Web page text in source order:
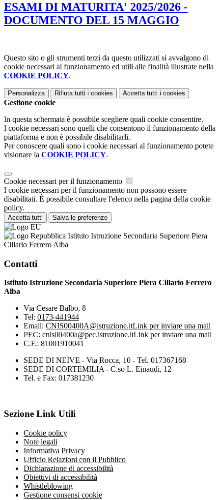
ESAMI DI MATURITA' 2025/2026 -
DOCUMENTO DEL 15 MAGGIO
Questo sito o gli strumenti terzi da questo utilizzati si avvalgono di
cookie necessari al funzionamento ed utili alle finalità illustrate nella
COOKIE POLICY.
Personalizza Rifiuta tutti i cookies Accetta tutti i cookies
Gestione cookie
In questa schermata è possibile scegliere quali cookie consentire.
I cookie necessari sono quelli che consentono il funzionamento della
piattaforma e non è possibile disabilitarli.
Per conoscere quali sono i cookie necessari al funzionamento potete
visionare la COOKIE POLICY.
Cookie necessari per il funzionamento
I cookie necessari per il funzionamento non possono essere
disabilitati. È possibile consultare l'elenco nella pagina della cookie
policy.
Accetta tutti Salva le preferenze
Istituto Istruzione Secondaria Superiore Piera
Cillario Ferrero Alba
Contatti
Istituto Istruzione Secondaria Superiore Piera Cillario Ferrero
Alba
Via Cesare Balbo, 8
Tel: 0173-441944
Email: CNIS00400A@istruzione.itLink per inviare una mail
PEC: cnis00400a@pec.istruzione.itLink per inviare una mail
C.F.: 81001910041
SEDE DI NEIVE - Via Rocca, 10 - Tel. 017367168
SEDE DI CORTEMILIA - C.so L. Einaudi, 12
Tel. e Fax: 017381230
Sezione Link Utili
Cookie policy
Note legali
Informativa Privacy
Ufficio Relazioni con il Pubblico
Dichiarazione di accessibilità
Obiettivi di accessibilità
Whistleblowing
Gestione consensi cookie